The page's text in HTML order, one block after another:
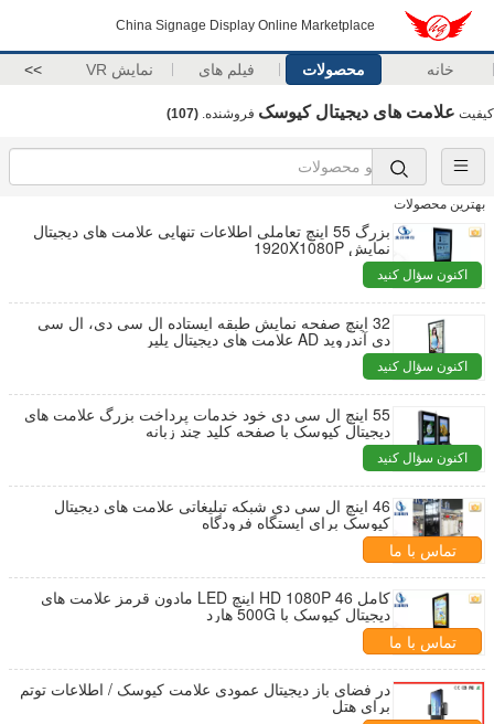
China Signage Display Online Marketplace
خانه محصولات فیلم های نمایش VR >>
کیفیت علامت های دیجیتال کیوسک فروشنده. (107)
بهترین محصولات
بزرگ 55 اینچ تعاملی اطلاعات تنهایی علامت های دیجیتال
نمایش 1920X1080P
اکنون سؤال کنید
32 اینچ صفحه نمایش طبقه ایستاده ال سی دی، ال سی
دی آندروید AD علامت های دیجیتال پلیر
اکنون سؤال کنید
55 اینچ ال سی دی خود خدمات پرداخت بزرگ علامت های
دیجیتال کیوسک با صفحه کلید چند زبانه
اکنون سؤال کنید
46 اینچ ال سی دی شبکه تبلیغاتی علامت های دیجیتال
کیوسک برای ایستگاه فرودگاه
تماس با ما
کامل HD 1080P 46 اینچ LED مادون قرمز علامت های
دیجیتال کیوسک با 500G هارد
تماس با ما
در فضای باز دیجیتال عمودی علامت کیوسک / اطلاعات توتم
برای هتل